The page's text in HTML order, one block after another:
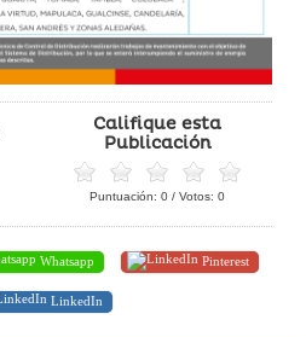
Califique esta
Publicación
Puntuación: 0 / Votos: 0
Whatsapp Pinterest
LinkedIn